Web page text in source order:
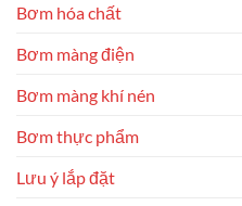
Bơm hóa chất
Bơm màng điện
Bơm màng khí nén
Bơm thực phẩm
Lưu ý lắp đặt